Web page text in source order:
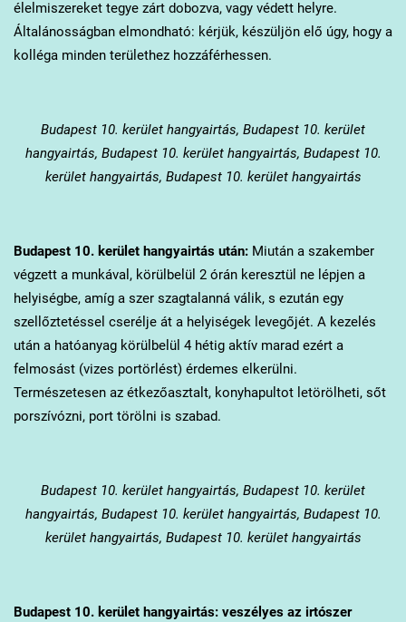
élelmiszereket tegye zárt dobozva, vagy védett helyre.
Általánosságban elmondható: kérjük, készüljön elő úgy, hogy a
kolléga minden területhez hozzáférhessen.
Budapest 10. kerület hangyairtás, Budapest 10. kerület
hangyairtás, Budapest 10. kerület hangyairtás, Budapest 10.
kerület hangyairtás, Budapest 10. kerület hangyairtás
Budapest 10. kerülethangyairtás után:Miután a szakember
végzett a munkával, körülbelül 2 órán keresztül ne lépjen a
helyiségbe, amíg a szer szagtalanná válik, s ezután egy
szellőztetéssel cserélje át a helyiségek levegőjét. A kezelés
után a hatóanyag körülbelül 4 hétig aktív marad ezért a
felmosást (vizes portörlést) érdemes elkerülni.
Természetesen az étkezőasztalt, konyhapultot letörölheti, sőt
porszívózni, port törölni is szabad.
Budapest 10. kerület hangyairtás, Budapest 10. kerület
hangyairtás, Budapest 10. kerület hangyairtás, Budapest 10.
kerület hangyairtás, Budapest 10. kerület hangyairtás
Budapest 10. kerülethangyairtás: veszélyes az irtószer